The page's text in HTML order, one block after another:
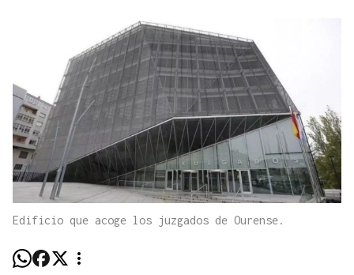
Edificio que acoge los juzgados de Ourense.